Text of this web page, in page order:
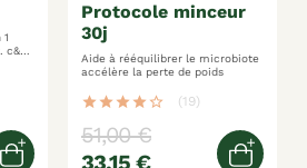
protocole minceur
30j
Aide à rééquilibrer le microbiote
accélère la perte de poids
star star star star star_border (19)
51,00 €
33,15 €